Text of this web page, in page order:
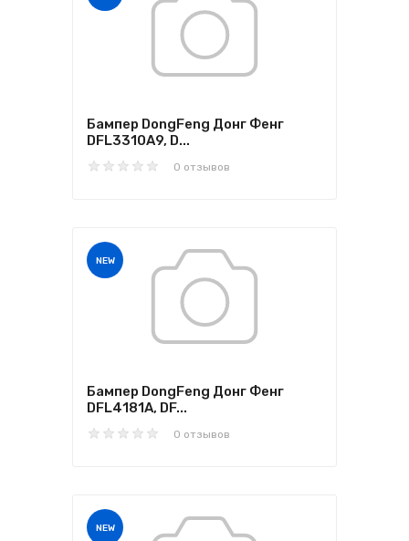
Бампер DongFeng Донг Фенг
DFL3310A9, D...
0 отзывов
NEW
Бампер DongFeng Донг Фенг
DFL4181A, DF...
0 отзывов
NEW